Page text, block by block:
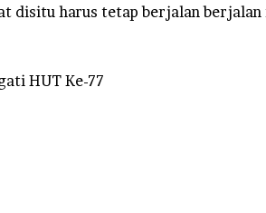
disitu harus tetap berjalan berjalan
HUT Ke-77